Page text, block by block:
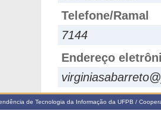
Telefone/Ramal
7144
Endereço
de Tecnologia da Informação da UFPB /